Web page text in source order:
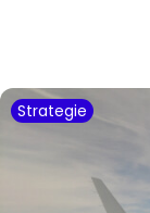
Strategie